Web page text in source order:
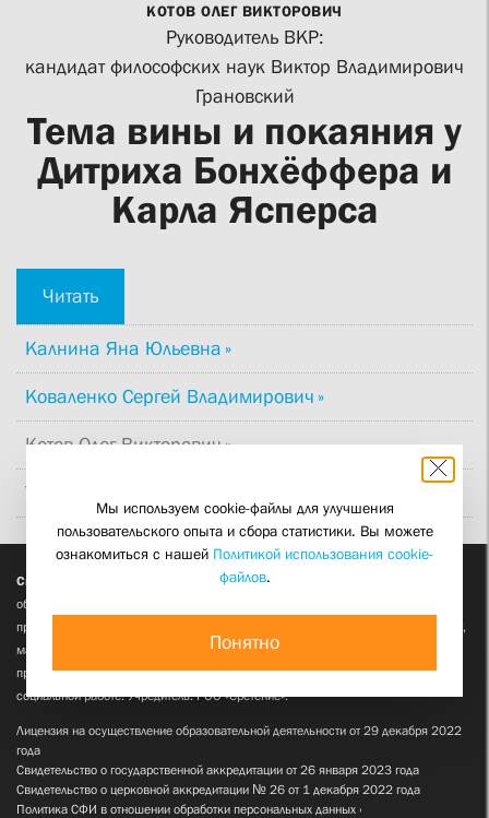
КОТОВ ОЛЕГ ВИКТОРОВИЧ
Руководитель ВКР:
кандидат философских наук Виктор Владимирович
Грановский
Тема вины и покаяния у
Дитриха Бонхёффера и
Карла Ясперса
Читать
Калнина Яна Юльевна
Коваленко Сергей Владимирович
Котов Олег Викторович
Троицкая Елена Сергеевна
Мы используем cookie-файлы для улучшения
пользовательского опыта и сбора статистики. Вы можете
ознакомиться с нашей Политикой использования cookie-
файлов.
Понятно
Свято-Филаретовский институт (СФИ)— автономная некоммерческая
образовательная организация высшего образования. Институт реализует
программы высшего профессионального образования по теологии (бакалавриат,
магистратура) и истории (магистратура), а также дополнительного
профессионального образования по теологии, религиоведению, истории и
социальной работе. Учредитель: РОО «Сретение».
Лицензия на осуществление образовательной деятельности от 29 декабря 2022
года
Свидетельство о государственной аккредитации от 26 января 2023 года
Свидетельство о церковной аккредитации № 26 от 1 декабря 2022 года
Политика СФИ в отношении обработки персональных данных